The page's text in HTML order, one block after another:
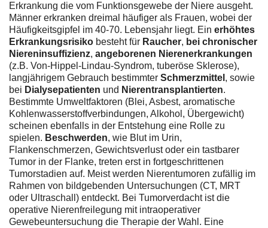
Erkrankung die vom Funktionsgewebe der Niere ausgeht.
Männer erkranken dreimal häufiger als Frauen, wobei der
Häufigkeitsgipfel im 40-70. Lebensjahr liegt. Ein erhöhtes
Erkrankungsrisiko besteht für Raucher, bei chronischer
Niereninsuffizienz, angeborenen Nierenerkrankungen
(z.B. Von-Hippel-Lindau-Syndrom, tuberöse Sklerose),
langjährigem Gebrauch bestimmter Schmerzmittel , sowie
bei Dialysepatienten und Nierentransplantierten.
Bestimmte Umweltfaktoren (Blei, Asbest, aromatische
Kohlenwasserstoffverbindungen, Alkohol, Übergewicht)
scheinen ebenfalls in der Entstehung eine Rolle zu
spielen. Beschwerden, wie Blut im Urin,
Flankenschmerzen, Gewichtsverlust oder ein tastbarer
Tumor in der Flanke, treten erst in fortgeschrittenen
Tumorstadien auf. Meist werden Nierentumoren zufällig im
Rahmen von bildgebenden Untersuchungen (CT, MRT
oder Ultraschall) entdeckt. Bei Tumorverdacht ist die
operative Nierenfreilegung mit intraoperativer
Gewebeuntersuchung die Therapie der Wahl. Eine